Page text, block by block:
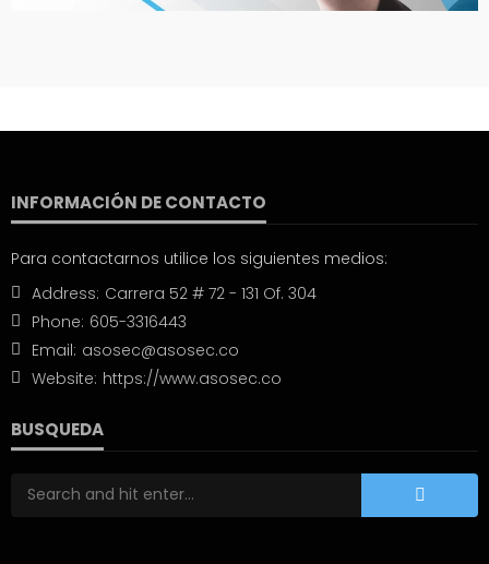
INFORMACIÓN DE CONTACTO
Para contactarnos utilice los siguientes medios:
Address: Carrera 52 # 72 - 131 Of. 304
Phone: 605-3316443
Email: asosec@asosec.co
Website: https://www.asosec.co
BUSQUEDA